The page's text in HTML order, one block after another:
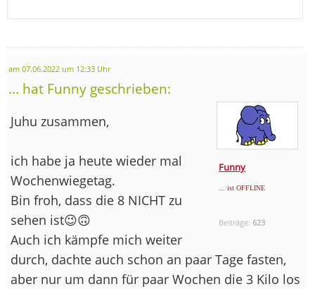
am 07.06.2022 um 12:33 Uhr
... hat Funny geschrieben:
Funny
... ist OFFLINE
Beiträge:623
Juhu zusammen,
ich habe ja heute wieder mal
Wochenwiegetag.
Bin froh, dass die 8 NICHT zu
sehen ist😉​🙃
Auch ich kämpfe mich weiter
durch, dachte auch schon an paar Tage fasten,
aber nur um dann für paar Wochen die 3 Kilo los